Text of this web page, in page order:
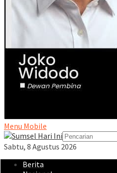
Menu Mobile
Sabtu, 8 Agustus 2026
Berita